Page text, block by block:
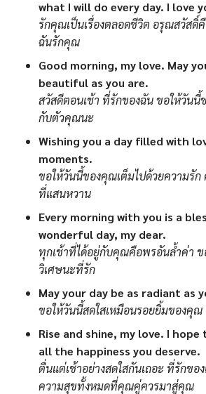
what I will do every day. I love
รักคุณเป็นเรื่องตลอดชีวิต อรุณสวัสดิ์
ฉันรักคุณ
Good morning, my love. May
beautiful as you are.
สวัสดีตอนเช้า ที่รักของฉัน ขอให้วันนี้
กับตัวคุณนะ
Wishing you a day filled with
moments.
ขอให้วันนี้ของคุณเต็มไปด้วยความรัก
ที่แสนหวาน
Every morning with you is a
wonderful day, my dear.
ทุกเช้าที่ได้อยู่กับคุณคือพรอันล้ำค่า
วิเศษนะที่รัก
May your day be as radiant as
ขอให้วันนี้สดใสเหมือนรอยยิ้มของคุณ
Rise and shine, my love. I
all the happiness you deserve.
ตื่นแต่เช้าอย่างสดใสกันเถอะ ที่รักข
ความสุขทั้งหมดที่คุณคู่ควรมาสู่คุณ